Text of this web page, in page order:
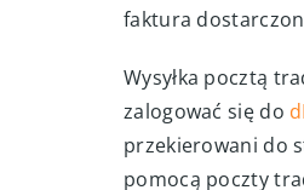
faktura